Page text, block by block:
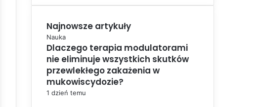
Najnowsze artykuły
Nauka
Dlaczego terapia modulatorami
nie eliminuje wszystkich skutków
przewlekłego zakażenia w
mukowiscydozie?
1 dzień temu